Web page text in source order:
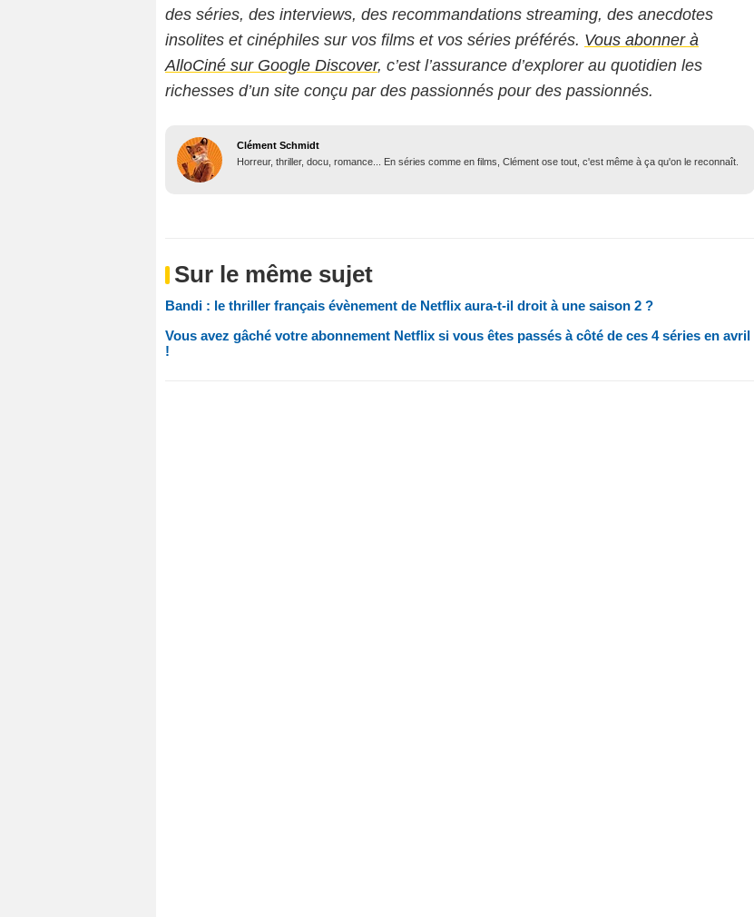
des séries, des interviews, des recommandations streaming, des anecdotes
insolites et cinéphiles sur vos films et vos séries préférés. Vous abonner à
AlloCiné sur Google Discover, c’est l’assurance d’explorer au quotidien les
richesses d’un site conçu par des passionnés pour des passionnés.
Clément Schmidt
Horreur, thriller, docu, romance... En séries comme en films, Clément ose tout, c'est même à ça qu'on le reconnaît.
Sur le même sujet
Bandi : le thriller français évènement de Netflix aura-t-il droit à une saison 2 ?
Vous avez gâché votre abonnement Netflix si vous êtes passés à côté de ces 4 séries en avril
!